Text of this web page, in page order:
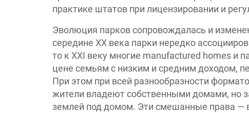
практике штатов при лицензировании и
Эволюция парков сопровождалась и
середине XX века парки нередко
то к XXI веку многие manufactured homes и
цене семьям с низким и средним доходом,
При этом при всей разнообразности
жители владеют собственными домами, но
землей под домом. Эти смешанные права